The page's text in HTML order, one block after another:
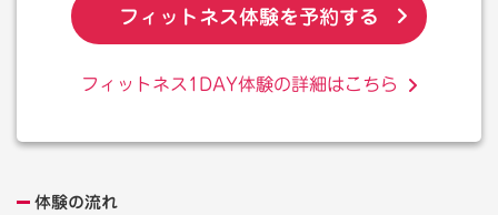
フィットネス体験を予約する
フィットネス1DAY体験の詳細はこちら
体験の流れ